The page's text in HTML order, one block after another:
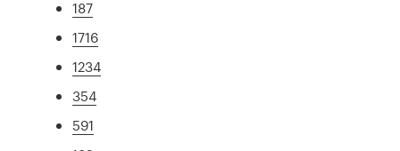
187
1716
1234
354
591